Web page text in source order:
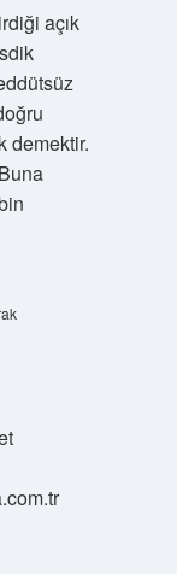
açık
demektir.